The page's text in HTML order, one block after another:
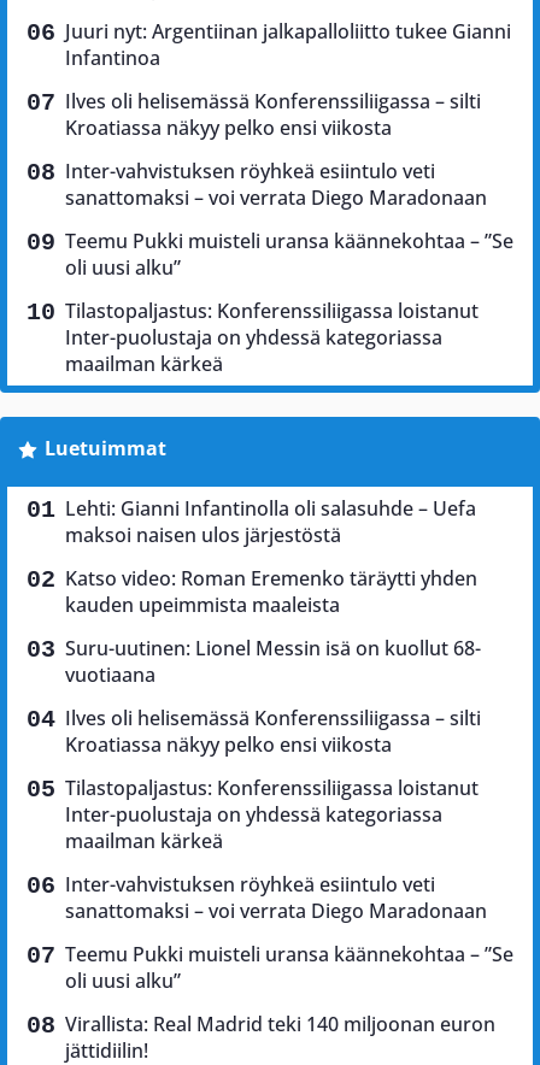
Juuri nyt: Argentiinan jalkapalloliitto tukee Gianni
Infantinoa
Ilves oli helisemässä Konferenssiliigassa – silti
Kroatiassa näkyy pelko ensi viikosta
Inter-vahvistuksen röyhkeä esiintulo veti
sanattomaksi – voi verrata Diego Maradonaan
Teemu Pukki muisteli uransa käännekohtaa – ”Se
oli uusi alku”
Tilastopaljastus: Konferenssiliigassa loistanut
Inter-puolustaja on yhdessä kategoriassa
maailman kärkeä
Luetuimmat
Lehti: Gianni Infantinolla oli salasuhde – Uefa
maksoi naisen ulos järjestöstä
Katso video: Roman Eremenko täräytti yhden
kauden upeimmista maaleista
Suru-uutinen: Lionel Messin isä on kuollut 68-
vuotiaana
Ilves oli helisemässä Konferenssiliigassa – silti
Kroatiassa näkyy pelko ensi viikosta
Tilastopaljastus: Konferenssiliigassa loistanut
Inter-puolustaja on yhdessä kategoriassa
maailman kärkeä
Inter-vahvistuksen röyhkeä esiintulo veti
sanattomaksi – voi verrata Diego Maradonaan
Teemu Pukki muisteli uransa käännekohtaa – ”Se
oli uusi alku”
Virallista: Real Madrid teki 140 miljoonan euron
jättidiilin!